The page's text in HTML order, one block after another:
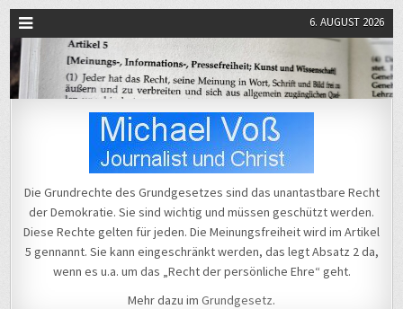
6. AUGUST 2026
Michael Voß
Die Grundrechte des Grundgesetzes sind das unantastbare Recht
der Demokratie. Sie sind wichtig und müssen geschützt werden.
Diese Rechte gelten für jeden. Die Meinungsfreiheit wird im Artikel
5 gennannt. Sie kann eingeschränkt werden, das legt Absatz 2 da,
wenn es u.a. um das „Recht der persönliche Ehre“ geht.
Mehr dazu im Grundgesetz.